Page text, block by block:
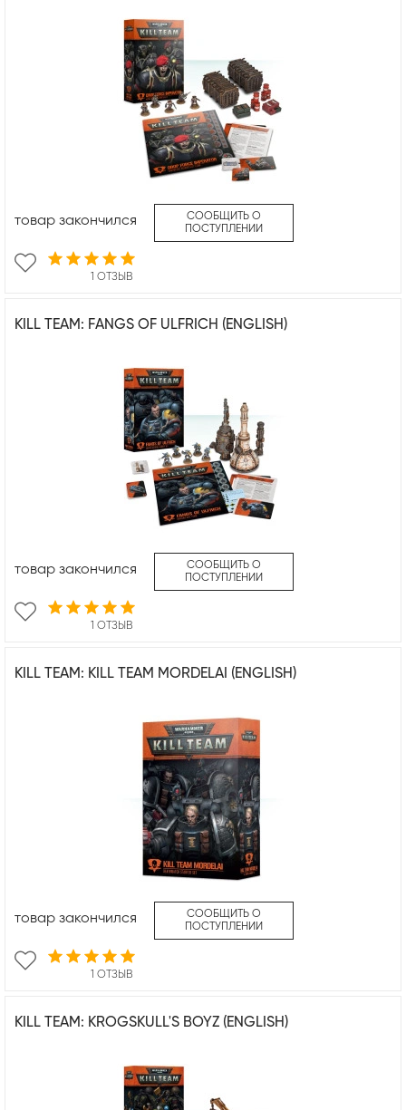
1 ОТЗЫВ
товар закончился
СООБЩИТЬ О
ПОСТУПЛЕНИИ
KILL TEAM: FANGS OF ULFRICH (ENGLISH)
1 ОТЗЫВ
товар закончился
СООБЩИТЬ О
ПОСТУПЛЕНИИ
KILL TEAM: KILL TEAM MORDELAI (ENGLISH)
1 ОТЗЫВ
товар закончился
СООБЩИТЬ О
ПОСТУПЛЕНИИ
KILL TEAM: KROGSKULL'S BOYZ (ENGLISH)